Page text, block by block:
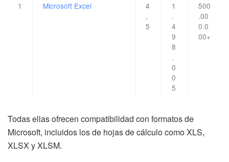
1 Microsoft Excel
4
,
5
1
.
4
9
8
.
0
0
5
500
.00
0.0
00+
Todas ellas ofrecen compatibilidad con formatos de
Microsoft, incluidos los de hojas de cálculo como XLS,
XLSX y XLSM.